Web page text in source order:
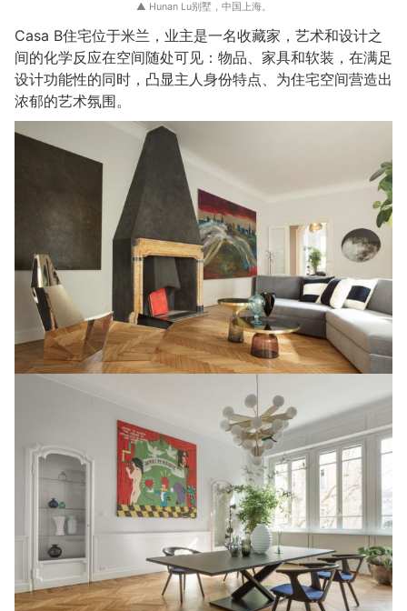
▲ Hunan Lu别墅，中国上海。
Casa B住宅位于米兰，业主是一名收藏家，艺术和设计之
间的化学反应在空间随处可见：物品、家具和软装，在满足
设计功能性的同时，凸显主人身份特点、为住宅空间营造出
浓郁的艺术氛围。